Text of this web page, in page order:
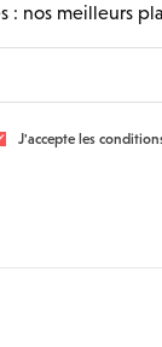
: nos meilleurs
J'accepte les